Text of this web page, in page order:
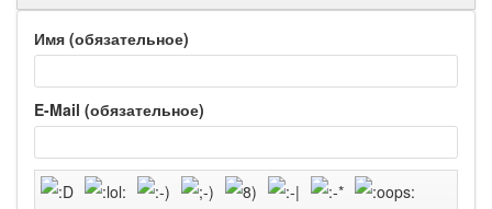
Имя (обязательное)
E-Mail (обязательное)